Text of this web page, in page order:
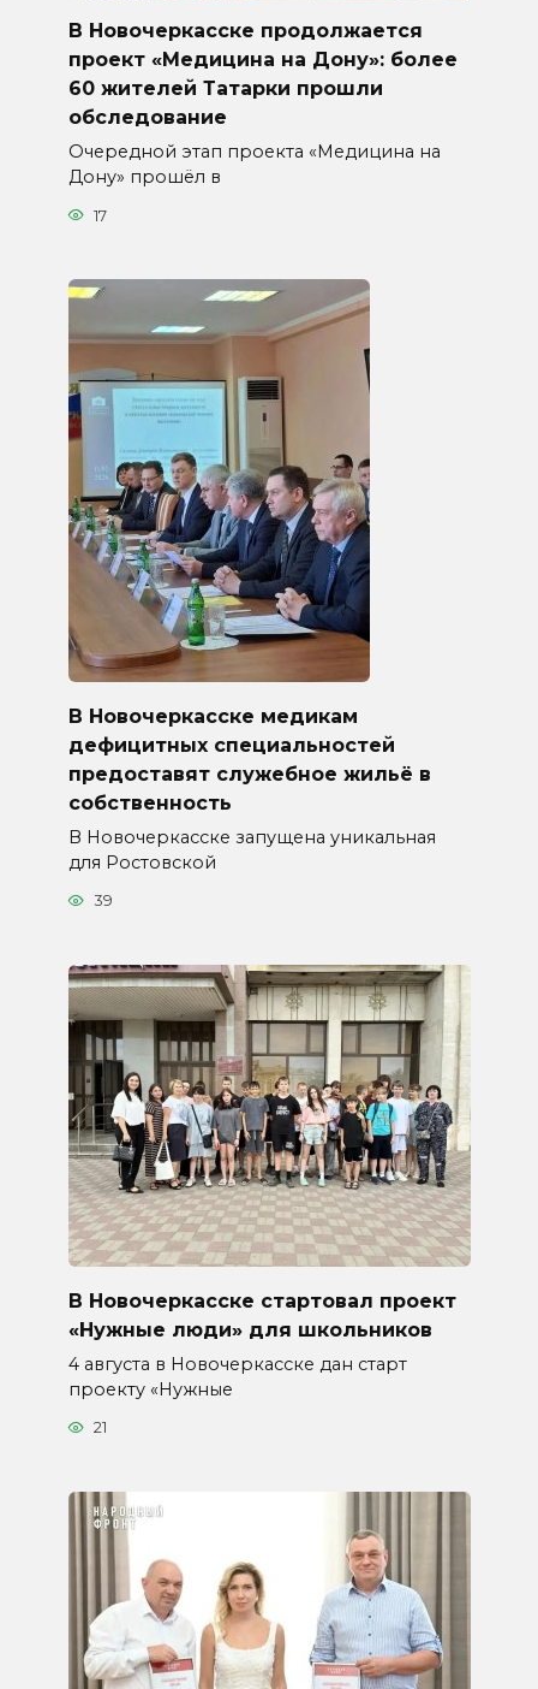
В Новочеркасске продолжается
проект «Медицина на Дону»: более
60 жителей Татарки прошли
обследование
Очередной этап проекта «Медицина на
Дону» прошёл в
17
В Новочеркасске медикам
дефицитных специальностей
предоставят служебное жильё в
собственность
В Новочеркасске запущена уникальная
для Ростовской
39
В Новочеркасске стартовал проект
«Нужные люди» для школьников
4 августа в Новочеркасске дан старт
проекту «Нужные
21